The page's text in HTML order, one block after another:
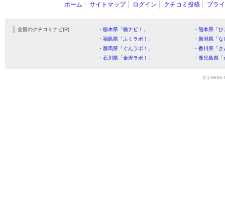
ホーム サイトマップ ログイン クチコミ投稿 プラ
全国のクチコミナビ(R) ・栃木県「栃ナビ！」
・熊本県「
・福島県「ふくラボ！」
・新潟県「
・群馬県「ぐんラボ！」
・香川県「
・石川県「金沢ラボ！」
・鹿児島県
(C) HitBit